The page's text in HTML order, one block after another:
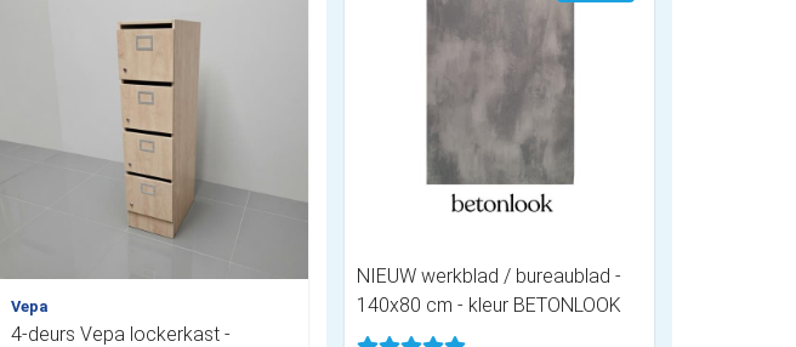
Vepa
4-deurs Vepa lockerkast -
NIEUW werkblad / bureaublad -
140x80 cm - kleur BETONLOOK